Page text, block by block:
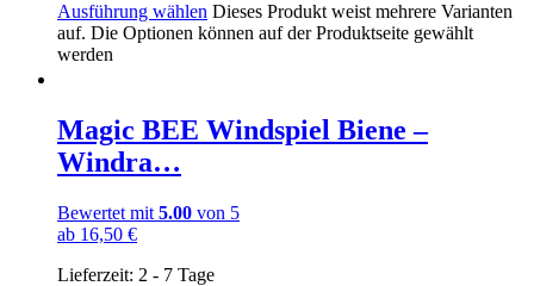
Ausführung wählen Dieses Produkt weist mehrere Varianten
auf. Die Optionen können auf der Produktseite gewählt
werden
Magic BEE Windspiel Biene –
Windra…
Bewertet mit 5.00 von 5
ab 16,50 €
Lieferzeit: 2 - 7 Tage